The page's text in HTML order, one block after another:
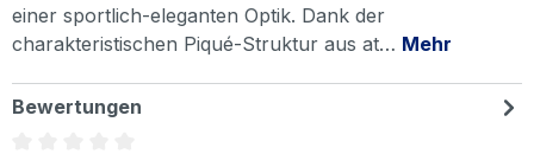
einer sportlich-eleganten Optik. Dank der
charakteristischen Piqué-Struktur aus at… Mehr
Bewertungen